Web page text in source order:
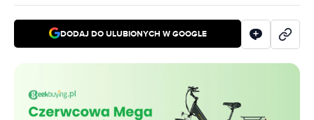
DODAJ DO ULUBIONYCH W GOOGLE